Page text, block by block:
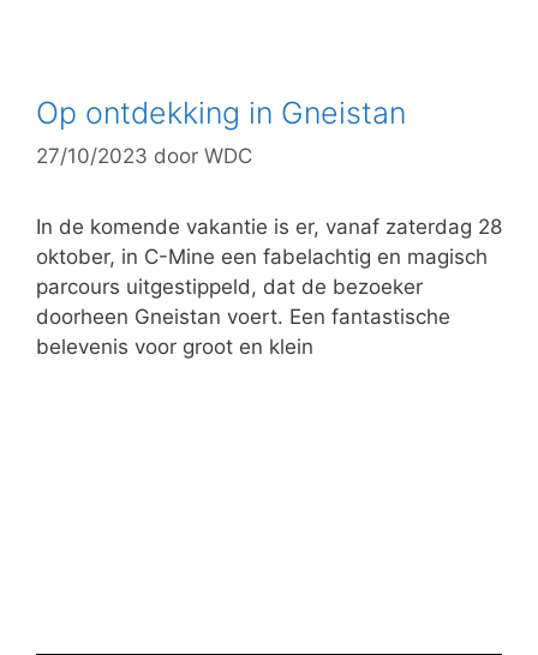
Op ontdekking in Gneistan
27/10/2023 door WDC
In de komende vakantie is er, vanaf zaterdag 28
oktober, in C-Mine een fabelachtig en magisch
parcours uitgestippeld, dat de bezoeker
doorheen Gneistan voert. Een fantastische
belevenis voor groot en klein